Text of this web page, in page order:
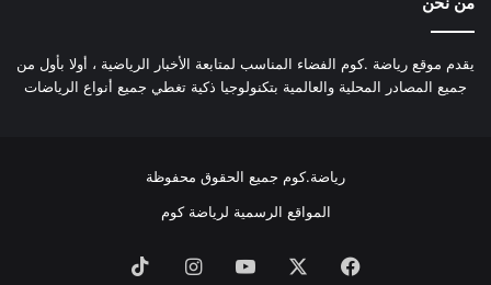
يقدم موقع رياضة .كوم الفضاء المناسب لمتابعة الأخبار الرياضية ، أولا بأول من
جميع المصادر المحلية والعالمية بتكنولوجيا ذكية تغطي جميع أنواع الرياضات
رياضة.كوم جميع الحقوق محفوظة
المواقع الرسمية لرياضة كوم
فيسبوك ‫YouTubeانستقرام